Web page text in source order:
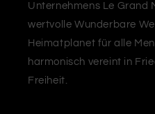
Unternehmens Le Grand
wertvolle Wunderbare
Heimatplanet für alle
harmonisch vereint in
Freiheit.